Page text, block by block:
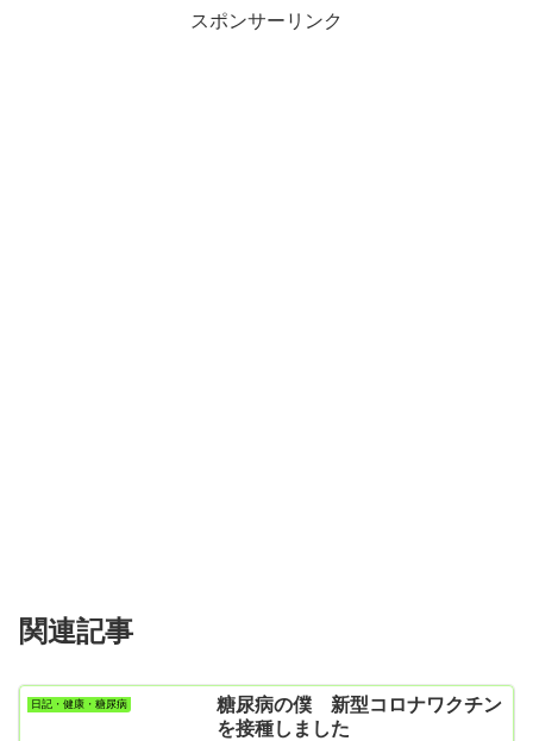
スポンサーリンク
関連記事
日記・健康・糖尿病
糖尿病の僕 新型コロナワクチン
を接種しました